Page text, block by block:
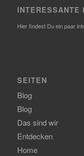
INTERESSANTE
Hier findest Du ein paar
SEITEN
Blog
Blog
Das sind wir
Entdecken
Home